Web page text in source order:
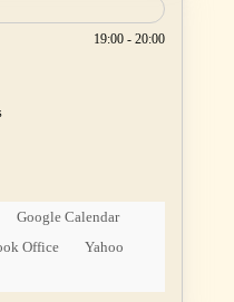
19:00 - 20:00
Google Calendar
Office
Yahoo